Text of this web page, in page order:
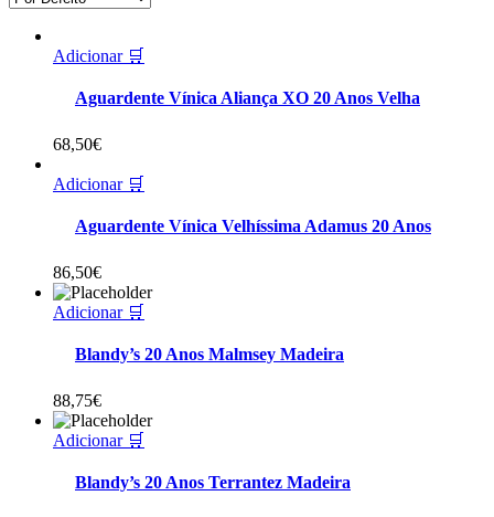
Adicionar 🛒
Aguardente Vínica Aliança XO 20 Anos Velha
68,50€
Adicionar 🛒
Aguardente Vínica Velhíssima Adamus 20 Anos
86,50€
Adicionar 🛒
Blandy’s 20 Anos Malmsey Madeira
88,75€
Adicionar 🛒
Blandy’s 20 Anos Terrantez Madeira